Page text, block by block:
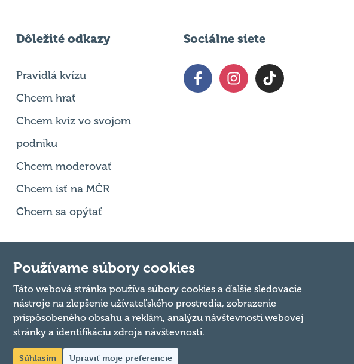
Dôležité odkazy
Pravidlá kvízu
Chcem hrať
Chcem kvíz vo svojom
podniku
Chcem moderovať
Chcem ísť na MČR
Chcem sa opýtať
Sociálne siete
Hore
Používame súbory cookies
Táto webová stránka používa súbory cookies a ďalšie sledovacie
nástroje na zlepšenie užívateľského prostredia, zobrazenie
prispôsobeného obsahu a reklám, analýzu návštevnosti webovej
stránky a identifikáciu zdroja návštevnosti.
Súhlasím Upraviť moje preferencie